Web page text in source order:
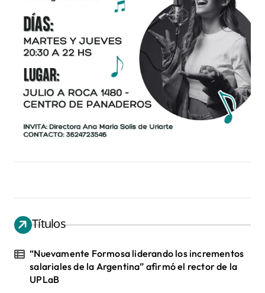
Títulos
“Nuevamente Formosa liderando los incrementos
salariales de la Argentina” afirmó el rector de la
UPLaB